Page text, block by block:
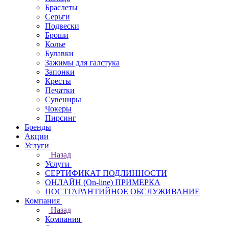
Браслеты
Серьги
Подвески
Броши
Колье
Булавки
Зажимы для галстука
Запонки
Кресты
Печатки
Сувениры
Чокеры
Пирсинг
Бренды
Акции
Услуги
Назад
Услуги
СЕРТИФИКАТ ПОДЛИННОСТИ
ОНЛАЙН (On-line) ПРИМЕРКА
ПОСТГАРАНТИЙНОЕ ОБСЛУЖИВАНИЕ
Компания
Назад
Компания